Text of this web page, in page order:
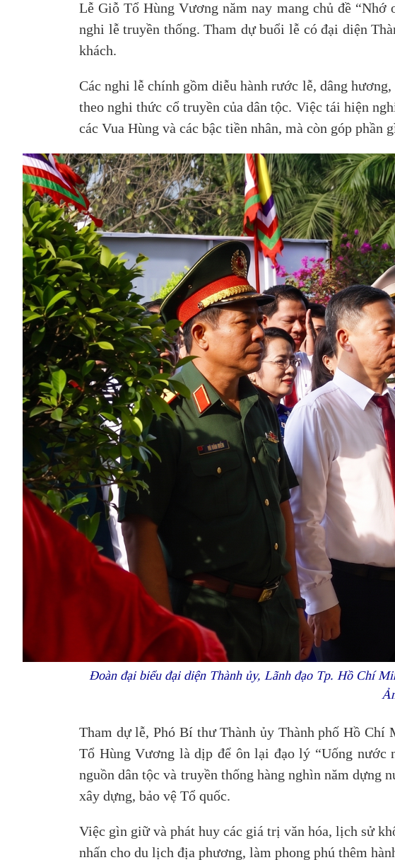
Lễ Giỗ Tổ Hùng Vương năm nay mang chủ đề
nghi lễ truyền thống. Tham dự buổi lễ có đại diện
khách.
Các nghi lễ chính gồm diễu hành rước lễ, dâng
theo nghi thức cổ truyền của dân tộc. Việc tái hiện
các Vua Hùng và các bậc tiền nhân, mà còn góp
Đoàn đại biểu đại diện Thành ủy, Lãnh đạo Tp. Hồ Chí
Tham dự lễ, Phó Bí thư Thành ủy Thành phố Hồ Chí
Tổ Hùng Vương là dịp để ôn lại đạo lý “Uống nước
nguồn dân tộc và truyền thống hàng nghìn năm
xây dựng, bảo vệ Tổ quốc.
Việc gìn giữ và phát huy các giá trị văn hóa, lịch sử
nhấn cho du lịch địa phương, làm phong phú thêm